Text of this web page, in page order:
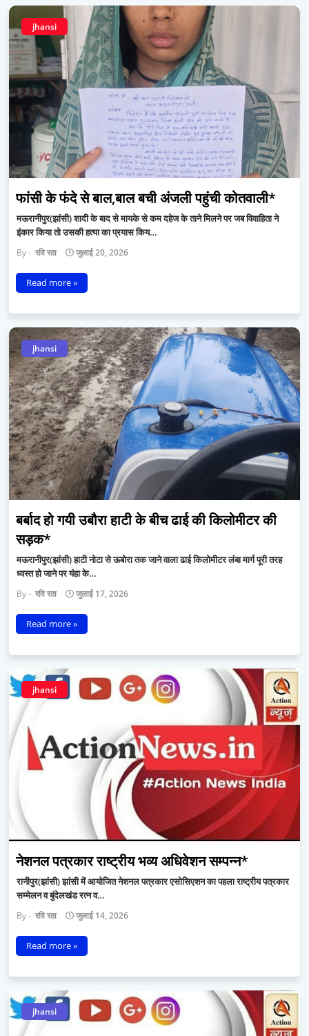
jhansi
फांसी के फंदे से बाल,बाल बची अंजली पहुंची कोतवाली*
मऊरानीपुर(झांसी) शादी के बाद से मायके से कम दहेज के ताने मिलने पर जब विवाहिता ने
इंकार किया तो उसकी हत्या का प्रयास किय…
रवि रठा जुलाई 20, 2026
Read more »
jhansi
बर्बाद हो गयी उबौरा हाटी के बीच ढाई की किलोमीटर की
सड़क*
मऊरानीपुर(झांसी) हाटी नोटा से ऊबोरा तक जाने वाला ढाई किलोमीटर लंबा मार्ग पूरी तरह
ध्वस्त हो जाने पर यंहा के…
रवि रठा जुलाई 17, 2026
Read more »
jhansi
नेशनल पत्रकार राष्ट्रीय भव्य अधिवेशन सम्पन्न*
रानीपुर(झांसी) झांसी में आयोजित नेशनल पत्रकार एसोसिएशन का पहला राष्ट्रीय पत्रकार
सम्मेलन व बुंदेलखंड रत्न व…
रवि रठा जुलाई 14, 2026
Read more »
jhansi